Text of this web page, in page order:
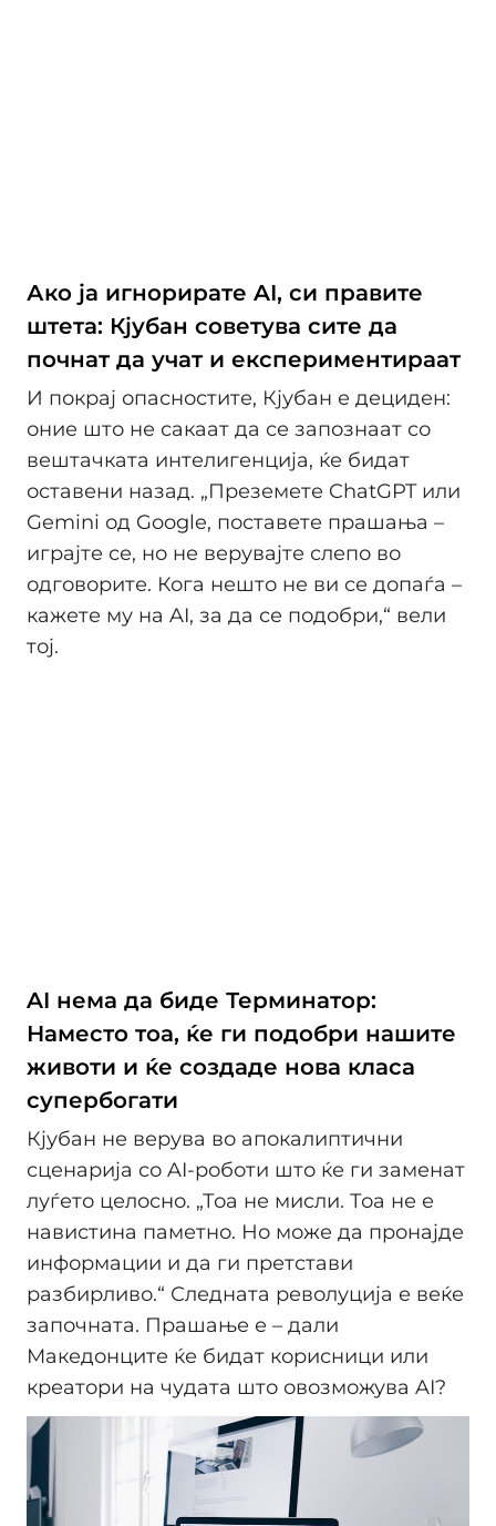
Ако ја игнорирате AI, си правите
штета: Кјубан советува сите да
почнат да учат и експериментираат
И покрај опасностите, Кјубан е дециден:
оние што не сакаат да се запознаат со
вештачката интелигенција, ќе бидат
оставени назад. „Преземете ChatGPT или
Gemini од Google, поставете прашања –
играјте се, но не верувајте слепо во
одговорите. Кога нешто не ви се допаѓа –
кажете му на AI, за да се подобри,“ вели
тој.
AI нема да биде Терминатор:
Наместо тоа, ќе ги подобри нашите
животи и ќе создаде нова класа
супербогати
Кјубан не верува во апокалиптични
сценарија со AI-роботи што ќе ги заменат
луѓето целосно. „Тоа не мисли. Тоа не е
навистина паметно. Но може да пронајде
информации и да ги претстави
разбирливо.“ Следната револуција е веќе
започната. Прашање е – дали
Македонците ќе бидат корисници или
креатори на чудата што овозможува AI?